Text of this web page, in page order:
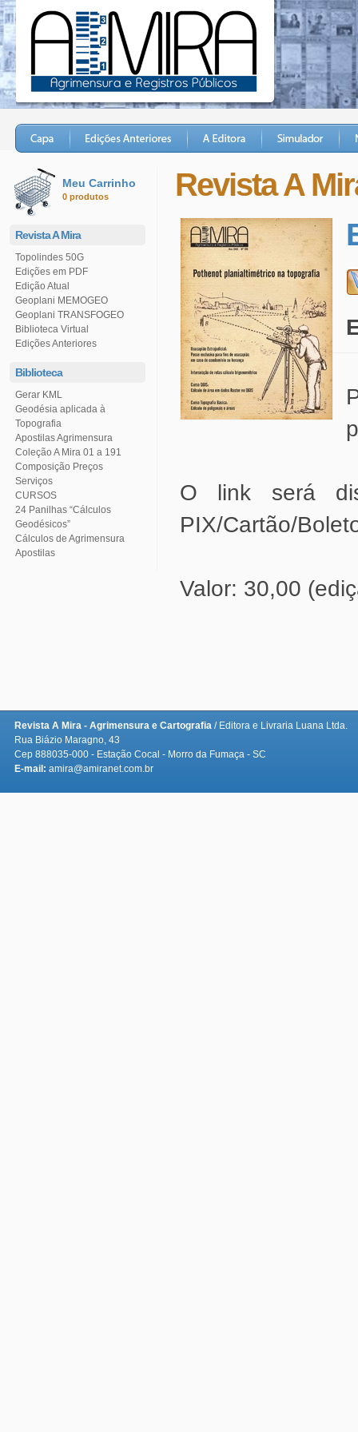
Meu Carrinho
0 produtos
Revista A Mira
Topolindes 50G
Edições em PDF
Edição Atual
Geoplani MEMOGEO
Geoplani TRANSFOGEO
Biblioteca Virtual
Edições Anteriores
Biblioteca
Gerar KML
Topografia
Apostilas Agrimensura
Coleção A Mira 01 a 191
Serviços
CURSOS
Geodésicos”
Cálculos de Agrimensura
Apostilas
Revista A
PIX/Cartão/
Valor: 30,00
Revista A Mira - Agrimensura e Cartografia / Editora e Livraria Luana Ltda.
Rua Biázio Maragno, 43
Cep 888035-000 - Estação Cocal - Morro da Fumaça - SC
E-mail: amira@amiranet.com.br